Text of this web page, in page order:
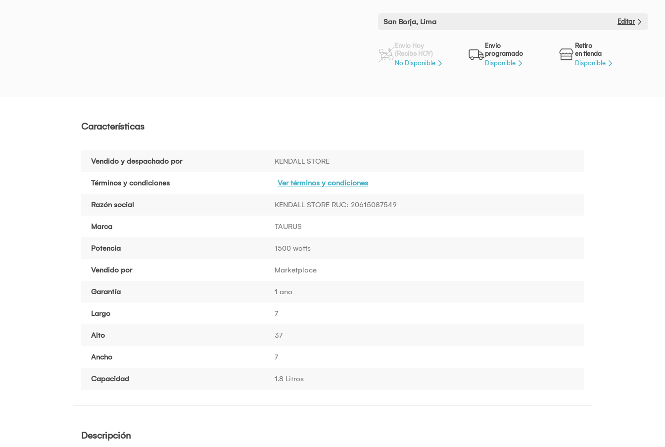
San Borja, Lima Editar
Envío Hoy
(Recibe HOY)
No Disponible
Envío
programado
Disponible
Retiro
en tienda
Disponible
Características
Vendido y despachado por KENDALL STORE
Términos y condiciones Ver términos y condiciones
Razón social KENDALL STORE RUC: 20615087549
Marca TAURUS
Potencia 1500 watts
Vendido por Marketplace
Garantía 1 año
Largo 7
Alto 37
Ancho 7
Capacidad 1.8 Litros
Descripción